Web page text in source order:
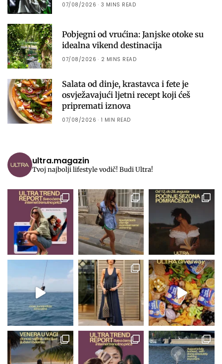
07/08/2026 3 MINS READ
Pobjegni od vrućina: Janjske otoke su
idealna vikend destinacija
07/08/2026 2 MINS READ
Salata od dinje, krastavca i fete je
osvježavajući ljetni recept koji ćeš
pripremati iznova
07/08/2026 1 MIN READ
ultra.magazin
Tvoj najbolji lifestyle vodič! Budi Ultra!